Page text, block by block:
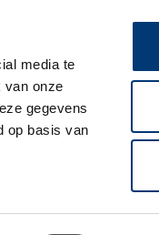
media te
van onze
gegevens
op basis van